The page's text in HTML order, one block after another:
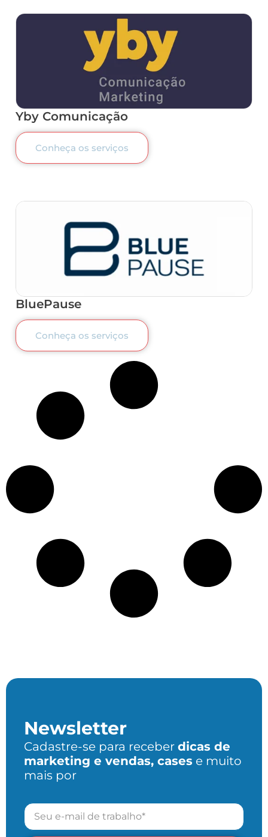
Yby Comunicação
Conheça os serviços
BluePause
Conheça os serviços
Newsletter
Cadastre-se para receber dicas de
marketing e vendas, cases e muito
mais por